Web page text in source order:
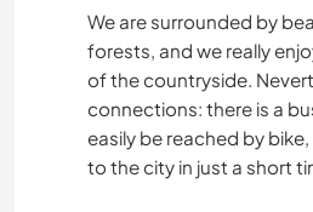
We are surrounded by
forests, and we really
of the countryside.
connections: there is a
easily be reached by
to the city in just a short